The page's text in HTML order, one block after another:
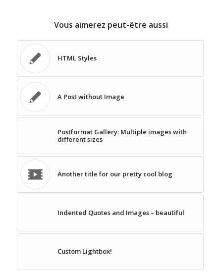
Vous aimerez peut-être aussi
HTML Styles
A Post without Image
Postformat Gallery: Multiple images with
different sizes
Another title for our pretty cool blog
Indented Quotes and Images – beautiful
Custom Lightbox!